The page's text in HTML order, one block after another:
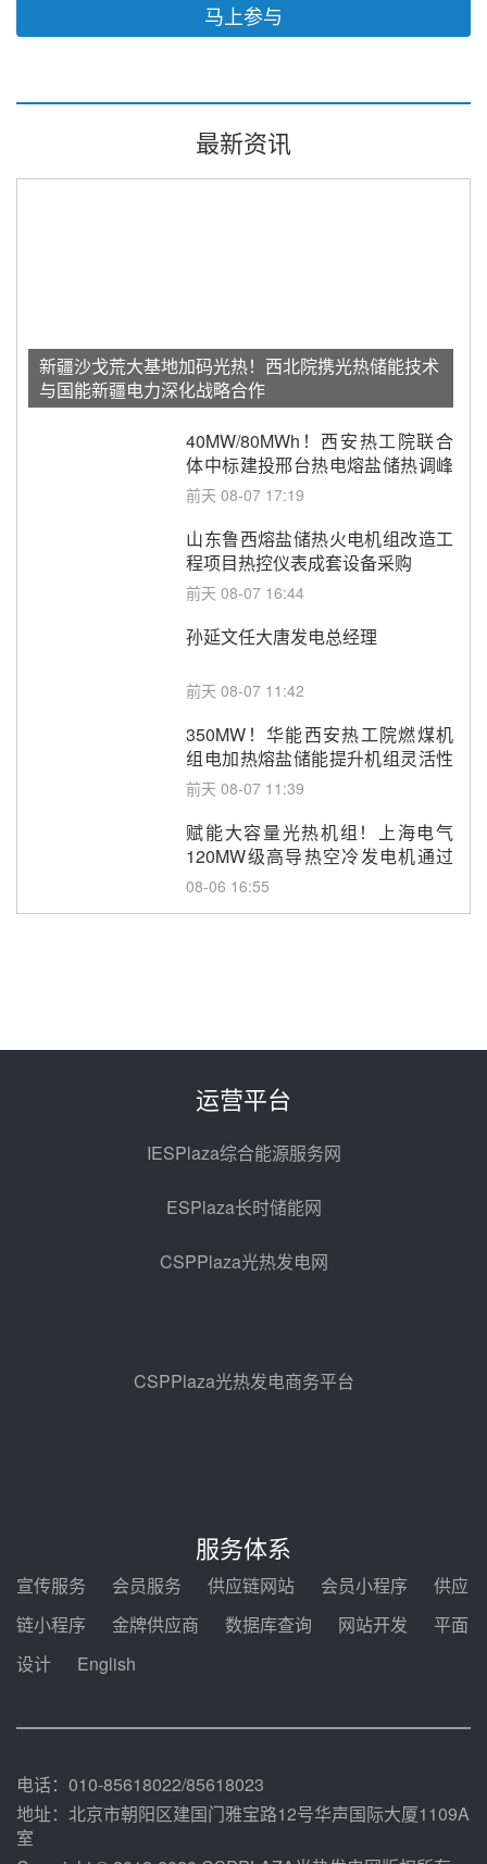
马上参与
最新资讯
新疆沙戈荒大基地加码光热！西北院携光热储能技术
与国能新疆电力深化战略合作
40MW/80MWh！西安热工院联合
体中标建投邢台热电熔盐储热调峰
调频改造EPC项目
前天 08-07 17:19
山东鲁西熔盐储热火电机组改造工
程项目热控仪表成套设备采购
前天 08-07 16:44
孙延文任大唐发电总经理
前天 08-07 11:42
350MW！华能西安热工院燃煤机
组电加热熔盐储能提升机组灵活性
改造项目初步设计第三方评审服务
前天 08-07 11:39
赋能大容量光热机组！上海电气
120MW级高导热空冷发电机通过
型式试验
08-06 16:55
100MW光工程性能试验采购
光热示范电站二列蒸汽发生器设备
亚核阀业中标天山北麓100MW光
热发电工程EPC总承包项目熔盐截
止阀、熔盐三偏心蝶阀采购
08-05 17:15
包项目熔盐介质超声波流量计采购
08-05 17:09
电机组灵活性改造项目三元液态盐
采购合同
迪尔化工预中标华能西安热工院
2026-2029年熔盐介质框架协议
100MW光热项目机组调试及性能
运营平台
IESPlaza综合能源服务网
ESPlaza长时储能网
CSPPlaza光热发电网
CSPPlaza光热发电商务平台
服务体系
宣传服务 会员服务 供应链网站 会员小程序
供应
链小程序
金牌供应商 数据库查询 网站开发
平面
设计
English
电话：010-85618022/85618023
地址：北京市朝阳区建国门雅宝路12号华声国际大厦1109A
室